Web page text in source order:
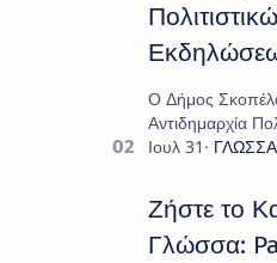
Ο Δήμος
Αντιδημαρχία
παρουσιάζουν
πλούσιο και
πρόγραμμα εκδ…
Ζήστε το
Γλώσσα: